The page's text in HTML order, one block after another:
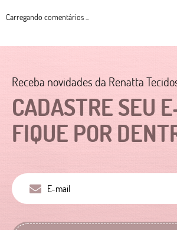
Carregando comentários ...
CADASTRE SEU
FIQUE POR
Receba novidades da Renatta